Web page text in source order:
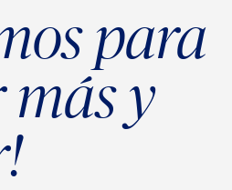
para
y